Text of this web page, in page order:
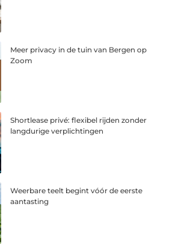
Meer privacy in de tuin van Bergen op
Zoom
Shortlease privé: flexibel rijden zonder
langdurige verplichtingen
Weerbare teelt begint vóór de eerste
aantasting